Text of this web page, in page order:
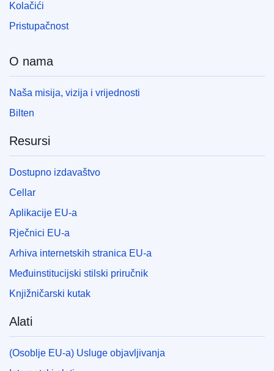
Kolačići
Pristupačnost
O nama
Naša misija, vizija i vrijednosti
Bilten
Resursi
Dostupno izdavaštvo
Cellar
Aplikacije EU-a
Rječnici EU-a
Arhiva internetskih stranica EU-a
Međuinstitucijski stilski priručnik
Knjižničarski kutak
Alati
(Osoblje EU-a) Usluge objavljivanja